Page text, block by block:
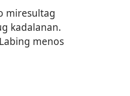
miresultag
kadalanan.
menos